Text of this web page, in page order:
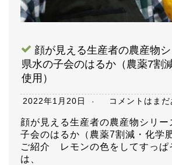
顔が見える生産者の農産物
県水の子会のはるか（農薬7割
使用）
2022年1月20日 コメントはま
顔が見える生産者の農産物シリ
子会のはるか（農薬7割減・化学
ご紹介 レモンの色をしてすっぱ
は、